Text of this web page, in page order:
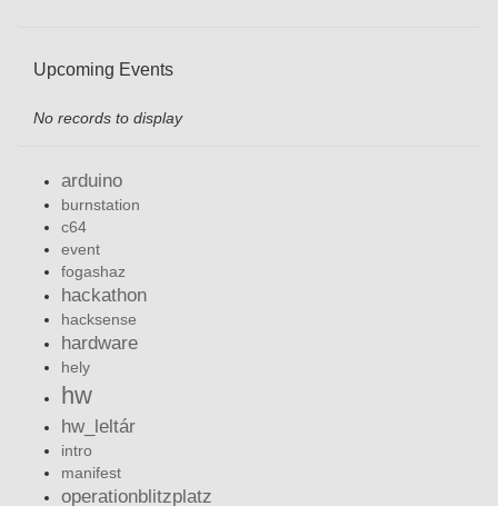
Upcoming Events
No records to display
arduino
burnstation
c64
event
fogashaz
hackathon
hacksense
hardware
hely
hw
hw_leltár
intro
manifest
operationblitzplatz